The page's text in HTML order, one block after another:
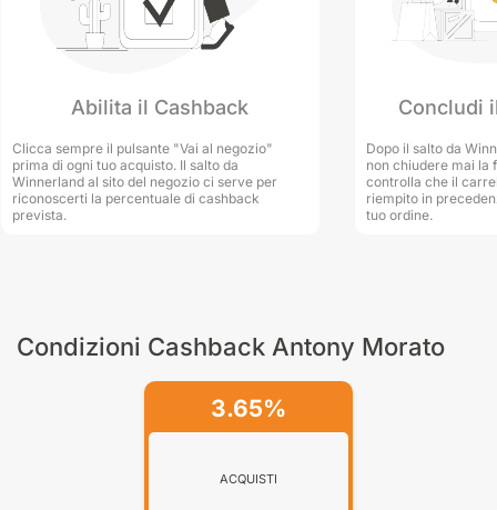
risparmio? Ti diamo un consiglio: non perdere l'opportunità di
Abilitando il cashback, se sei un cliente abituale Antony Morato,
potrai accumulare una percentuale di quanto hanno speso per i
capi che più desideri.
Abilita il Cashback
Clicca sempre il pulsante "Vai al negozio"
prima di ogni tuo acquisto. Il salto da
Winnerland al sito del negozio ci serve per
riconoscerti la percentuale di cashback
prevista.
Concludi
Dopo il salto da
non chiudere mai la
controlla che il
riempito in
tuo ordine.
Condizioni Cashback Antony Morato
3.65%
ACQUISTI